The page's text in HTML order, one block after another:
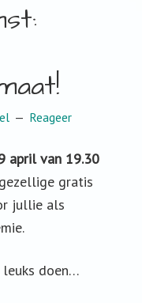
Reageer
april van 19.30
gratis
jullie als
leuks doen…